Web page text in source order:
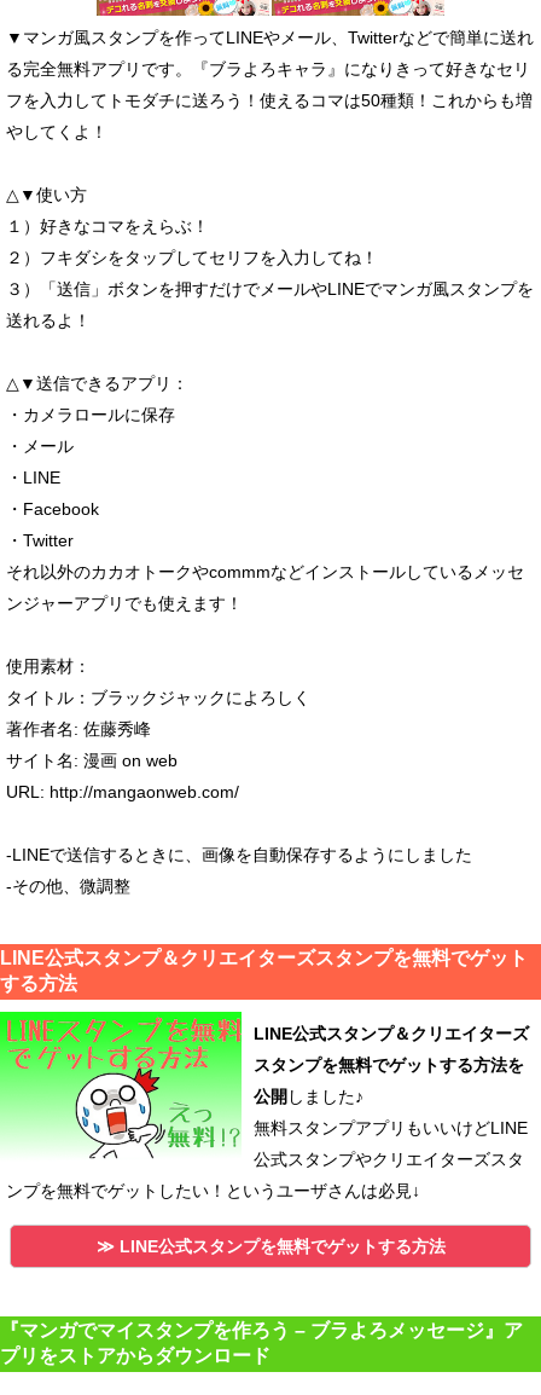
▼マンガ風スタンプを作ってLINEやメール、Twitterなどで簡単に送れ
る完全無料アプリです。『ブラよろキャラ』になりきって好きなセリ
フを入力してトモダチに送ろう！使えるコマは50種類！これからも増
やしてくよ！
△▼使い方
１）好きなコマをえらぶ！
２）フキダシをタップしてセリフを入力してね！
３）「送信」ボタンを押すだけでメールやLINEでマンガ風スタンプを
送れるよ！
△▼送信できるアプリ：
・カメラロールに保存
・メール
・LINE
・Facebook
・Twitter
それ以外のカカオトークやcommmなどインストールしているメッセ
ンジャーアプリでも使えます！
使用素材：
タイトル：ブラックジャックによろしく
著作者名: 佐藤秀峰
サイト名: 漫画 on web
URL: http://mangaonweb.com/
-LINEで送信するときに、画像を自動保存するようにしました
-その他、微調整
LINE公式スタンプ＆クリエイターズスタンプを無料でゲット
する方法
LINE公式スタンプ＆クリエイターズ
スタンプを無料でゲットする方法を
公開 しました♪
無料スタンプアプリもいいけどLINE
公式スタンプやクリエイターズスタ
ンプを無料でゲットしたい！というユーザさんは必見↓
≫ LINE公式スタンプを無料でゲットする方法
『マンガでマイスタンプを作ろう – ブラよろメッセージ』ア
プリをストアからダウンロード